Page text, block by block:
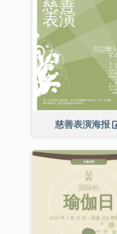
慈善表演海报